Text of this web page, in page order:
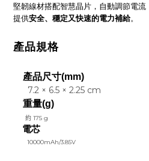
堅韌線材搭配智慧晶片，自動調節電
提供安全、穩定又快速的電力補給。
產品規格
產品尺寸(mm)
7.2 × 6.5 × 2.25 cm
重量(g)
約 175 g
電芯
10000mAh/3.85V